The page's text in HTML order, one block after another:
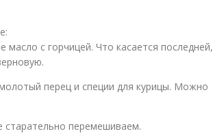
с горчицей. Что касается последней,
перец и специи для курицы. Можно
старательно перемешиваем.